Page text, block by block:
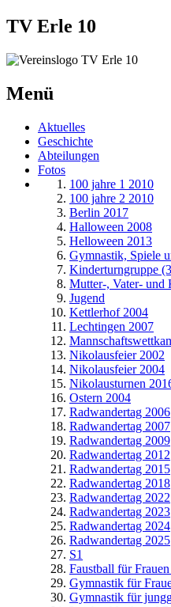
TV Erle 10
Menü
Aktuelles
Geschichte
Abteilungen
Fotos
100 jahre 1 2010
100 jahre 2 2010
Berlin 2017
Halloween 2008
Helloween 2013
Gymnastik, Spiele
Kinderturngruppe
Mutter-, Vater- und
Jugend
Kettlerhof 2004
Lechtingen 2007
Nikolausfeier 2002
Nikolausfeier 2004
Nikolausturnen
Ostern 2004
Radwandertag 2006
Radwandertag 2007
Radwandertag 2009
Radwandertag 2012
Radwandertag 2015
Radwandertag 2018
Radwandertag 2022
Radwandertag 2023
Radwandertag 2024
Radwandertag 2025
S1
Faustball für
Gymnastik für
Gymnastik für